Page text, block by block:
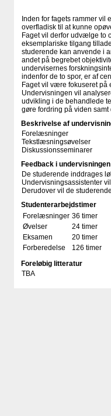
Inden for fagets rammer
overfladisk til at kunne
Faget vil derfor udvælge to
eksemplariske tilgang
studerende kan anvende i
andet på begrebet
undervisernes
indenfor de to spor, er af
Faget vil være fokuseret på
Undervisningen vil
udvikling i de behandlede
gøre fordring på viden
Beskrivelse af
Forelæsninger
Tekstlæsningsøvelser
Diskussionsseminarer
Feedback i undervisningen
De studerende inddrages
Undervisningsassistenter
Derudover vil de
Studenterarbejdstimer
Forelæsninger 36 timer
Øvelser
24 timer
Eksamen
20 timer
Forberedelse
126 timer
Foreløbig litteratur
TBA